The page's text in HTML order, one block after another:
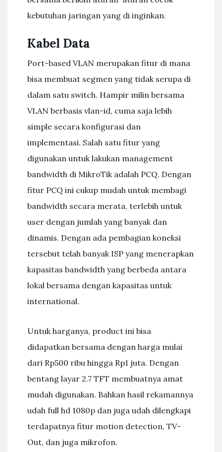
kebutuhan jaringan yang di inginkan.
Kabel Data
Port-based VLAN merupakan fitur di mana
bisa membuat segmen yang tidak serupa di
dalam satu switch. Hampir milin bersama
VLAN berbasis vlan-id, cuma saja lebih
simple secara konfigurasi dan
implementasi. Salah satu fitur yang
digunakan untuk lakukan management
bandwidth di MikroTik adalah PCQ. Dengan
fitur PCQ ini cukup mudah untuk membagi
bandwidth secara merata, terlebih untuk
user dengan jumlah yang banyak dan
dinamis. Dengan ada pembagian koneksi
tersebut telah banyak ISP yang menerapkan
kapasitas bandwidth yang berbeda antara
lokal bersama dengan kapasitas untuk
international.
Untuk harganya, product ini bisa
didapatkan bersama dengan harga mulai
dari Rp500 ribu hingga Rp1 juta. Dengan
bentang layar 2.7 TFT membuatnya amat
mudah digunakan. Bahkan hasil rekamannya
udah full hd 1080p dan juga udah dilengkapi
terdapatnya fitur motion detection, TV-
Out, dan juga mikrofon.